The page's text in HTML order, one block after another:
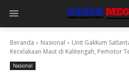
Beranda Nasional
Unit Gakkum
Kecelakaan Maut di Kalitengah, Pemotor
Nasional